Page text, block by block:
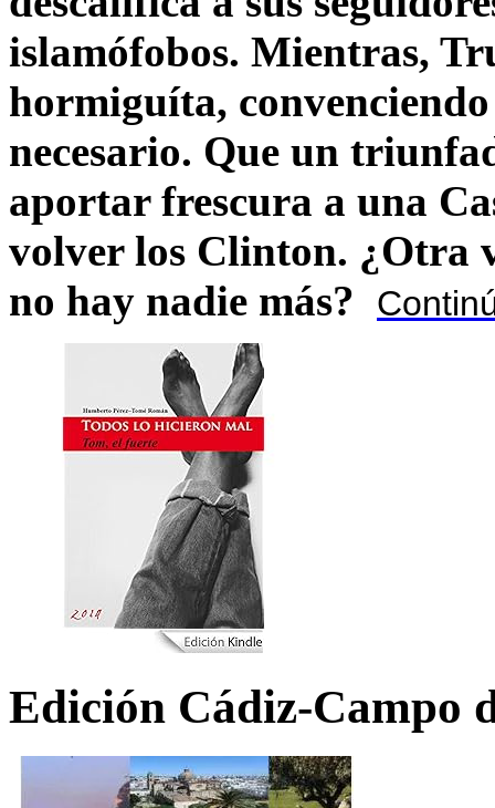
islamófobos. Mientras,
hormiguíta,
necesario. Que un
aportar frescura a una
volver los Clinton. ¿Otra
no hay nadie más?
Edición Cádiz-Campo